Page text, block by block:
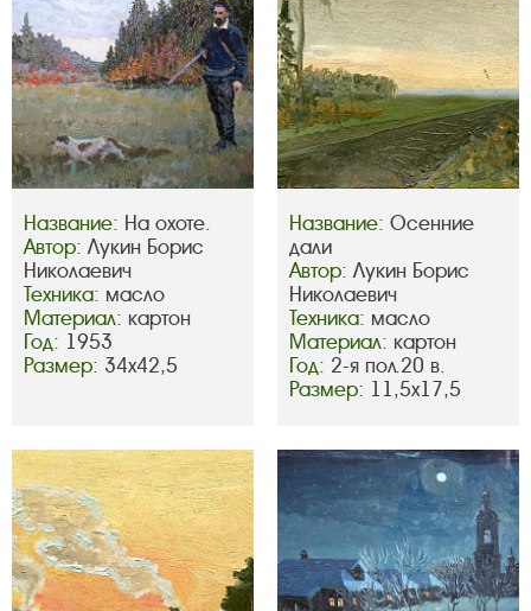
Название: На охоте.
Автор: Лукин Борис
Николаевич
Техника: масло
Материал: картон
Год: 1953
Размер: 34х42,5
Название: Осенние
дали
Автор: Лукин Борис
Николаевич
Техника: масло
Материал: картон
Год: 2-я пол.20 в.
Размер: 11,5х17,5